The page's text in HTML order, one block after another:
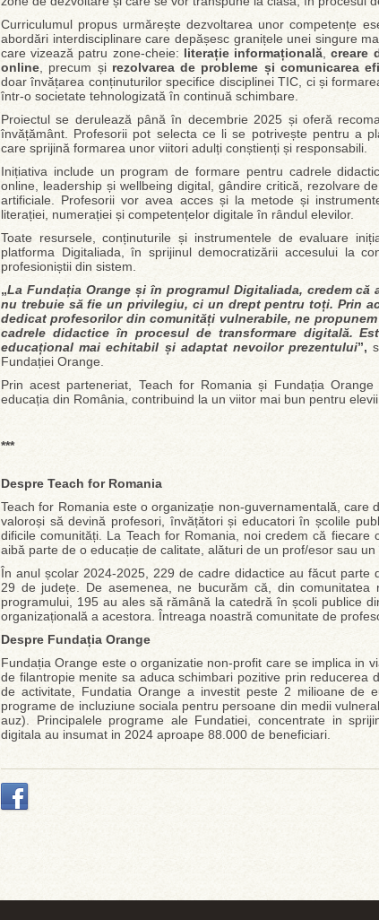
Curriculumul propus urmărește dezvoltarea unor competențe
abordări interdisciplinare care depășesc granițele unei singure
care vizează patru zone-cheie: literație informațională ,creare
online , precum și rezolvarea de probleme și comunicarea
doar învățarea conținuturilor specifice disciplinei TIC, ci și
într-o societate tehnologizată în continuă schimbare.
Proiectul se derulează până în decembrie 2025 și oferă
învățământ. Profesorii pot selecta ce li se potrivește pentru a
care sprijină formarea unor viitori adulți conștienți și responsabili.
Inițiativa include un program de formare pentru cadrele
online, leadership și wellbeing digital, gândire critică, rezolvare
artificiale. Profesorii vor avea acces și la metode și
literației, numerației și competențelor digitale în rândul elevilor.
Toate resursele, conținuturile și instrumentele de evaluare
platforma Digitaliada, în sprijinul democratizării accesului la
profesioniștii din sistem.
„La Fundația Orange și în programul Digitaliada, credem
nu trebuie să fie un privilegiu, ci un drept pentru toți. Prin
dedicat profesorilor din comunități vulnerabile, ne
cadrele didactice în procesul de transformare digitală.
educațional mai echitabil și adaptat nevoilor prezentului”,
Fundației Orange.
Prin acest parteneriat, Teach for Romania și Fundația
educația din România, contribuind la un viitor mai bun pentru
***
Despre Teach for Romania
Teach for Romania este o organizație non-guvernamentală, care
valoroși să devină profesori, învățători și educatori în școlile
dificile comunități. La Teach for Romania, noi credem că
aibă parte de o educație de calitate, alături de un prof/esor sau
În anul școlar 2024-2025, 229 de cadre didactice au făcut
29 de județe. De asemenea, ne bucurăm că, din
programului, 195 au ales să rămână la catedră în școli publice
organizațională a acestora. Întreaga noastră comunitate de
Despre Fundația Orange
Fundația Orange este o organizatie non-profit care se implica in
de filantropie menite sa aduca schimbari pozitive prin reducerea
de activitate, Fundatia Orange a investit peste 2 milioane de
programe de incluziune sociala pentru persoane din medii
auz). Principalele programe ale Fundatiei, concentrate in
digitala au insumat in 2024 aproape 88.000 de beneficiari.